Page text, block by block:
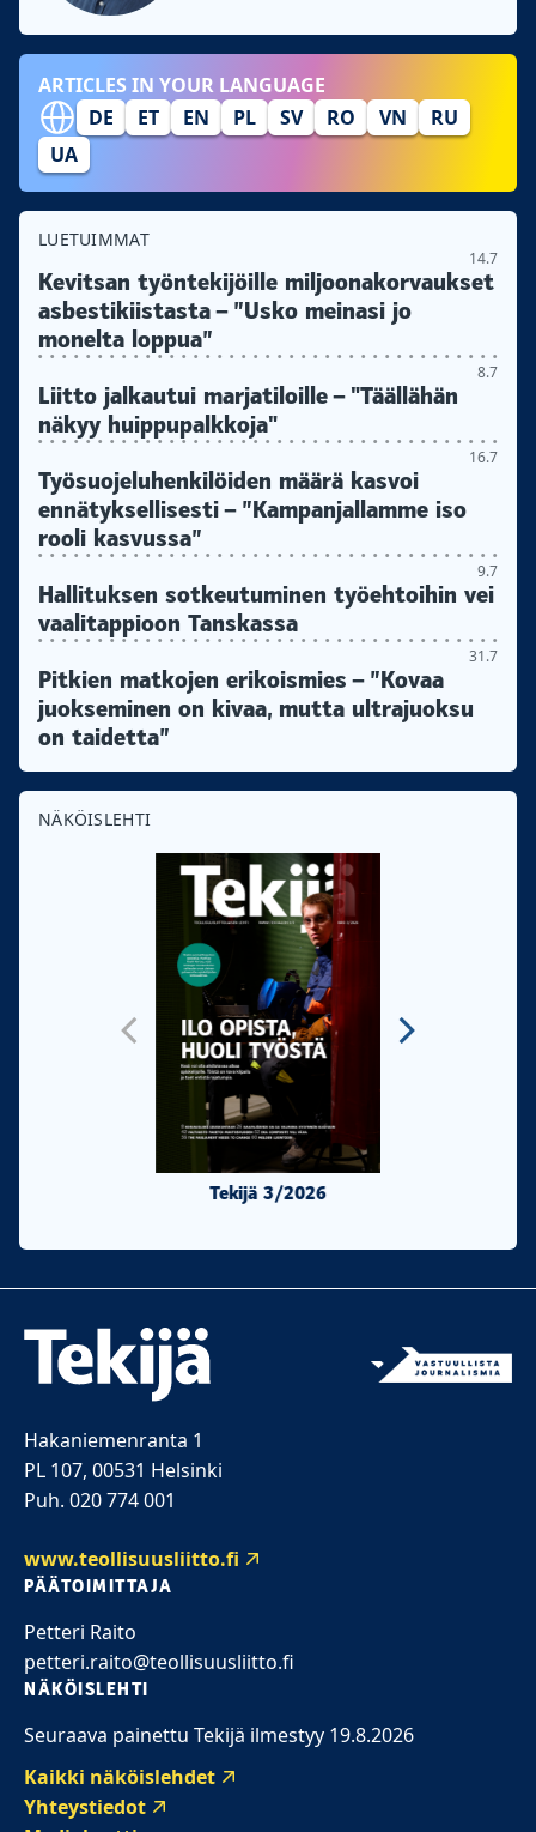
ARTICLES IN YOUR LANGUAGE
DE
ET EN PL SV RO VN
RU
UA
LUETUIMMAT
14.7
Kevitsan työntekijöille miljoonakorvaukset
asbestikiistasta – ”Usko meinasi jo
monelta loppua”
8.7
Liitto jalkautui marjatiloille – "Täällähän
näkyy huippupalkkoja"
16.7
Työsuojeluhenkilöiden määrä kasvoi
ennätyksellisesti – ”Kampanjallamme iso
rooli kasvussa”
9.7
Hallituksen sotkeutuminen työehtoihin vei
vaalitappioon Tanskassa
31.7
Pitkien matkojen erikoismies – ”Kovaa
juokseminen on kivaa, mutta ultrajuoksu
on taidetta”
NÄKÖISLEHTI
Tekijä 3/2026
Hakaniemenranta 1
PL 107, 00531 Helsinki
Puh. 020 774 001
www.teollisuusliitto.fi
PÄÄTOIMITTAJA
Petteri Raito
petteri.raito@teollisuusliitto.fi
NÄKÖISLEHTI
Seuraava painettu Tekijä ilmestyy 19.8.2026
Kaikki näköislehdet
Yhteystiedot